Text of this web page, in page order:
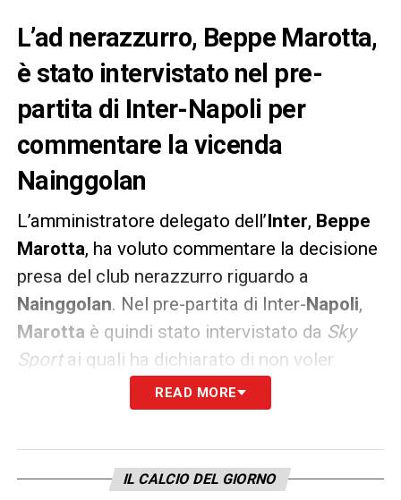
L’ad nerazzurro, Beppe Marotta,
è stato intervistato nel pre-
partita di Inter-Napoli per
commentare la vicenda
Nainggolan
L’amministratore delegato dell’ Inter, Beppe
Marotta, ha voluto commentare la decisione
presa del club nerazzurro riguardo a
Nainggolan. Nel pre-partita di Inter-Napoli,
Marotta è quindi stato intervistato da Sky
Sportai quali ha dichiarato di non voler
mettere alla forca un calciatore che ha fatto
una semplice bravata. Ma non solo. Ecco le
Ce la giocheremo, abbiamo le motivazioni
READ MORE
IL CALCIO DEL GIORNO